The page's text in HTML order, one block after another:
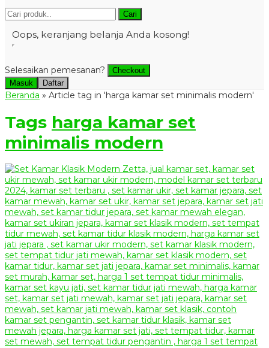
Cari
Oops, keranjang belanja Anda kosong!
Selesaikan pemesanan?
Checkout
Masuk
Daftar
Beranda » Article tag in 'harga kamar set minimalis modern'
Tags harga kamar set
minimalis modern